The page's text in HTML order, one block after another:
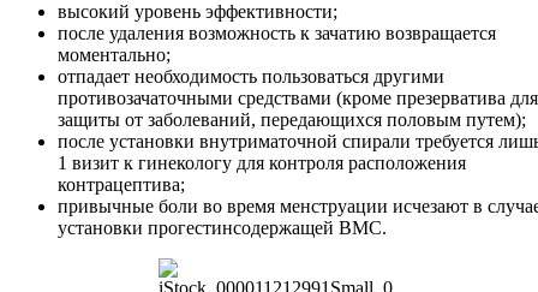
высокий уровень эффективности;
после удаления возможность к зачатию возвращается
моментально;
отпадает необходимость пользоваться другими
противозачаточными средствами (кроме презерватива для
защиты от заболеваний, передающихся половым путем);
после установки внутриматочной спирали требуется
1 визит к гинекологу для контроля расположения
контрацептива;
привычные боли во время менструации исчезают в
установки прогестинсодержащей ВМС.